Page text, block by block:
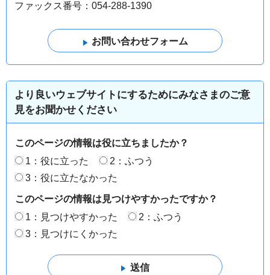
ファックス番号：054-288-1390
より良いウェブサイトにするためにみなさまのご意
見をお聞かせください
このページの情報は役に立ちましたか？
1：役に立った
2：ふつう
3：役に立たなかった
このページの情報は見つけやすかったですか？
1：見つけやすかった
2：ふつう
3：見つけにくかった